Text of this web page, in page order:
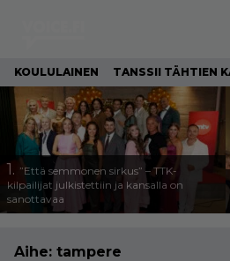
KOULULAINEN TANSSII TÄHTIEN
1. ”Että semmonen sirkus” – TTK-
kilpailijat julkistettiin ja kansalla on
sanottavaa
Aihe: tampere